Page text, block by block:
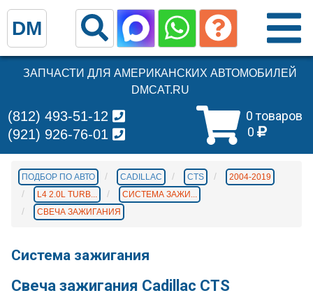
ЗАПЧАСТИ ДЛЯ АМЕРИКАНСКИХ АВТОМОБИЛЕЙ
DMCAT.RU
0 товаров
0
(812) 493-51-12
(921) 926-76-01
ПОДБОР ПО АВТО CADILLAC CTS
2004-2019
L4 2.0L TURB...
СИСТЕМА ЗАЖИ...
СВЕЧА ЗАЖИГАНИЯ
Система зажигания
Свеча зажигания Cadillac CTS
DM